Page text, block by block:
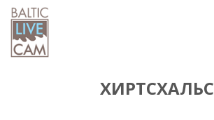
ХИРТСХАЛЬС